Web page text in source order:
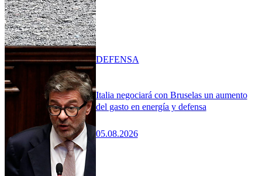
Italia negociará con Bruselas un aumento
del gasto en energía y defensa
05.08.2026
DEFENSA